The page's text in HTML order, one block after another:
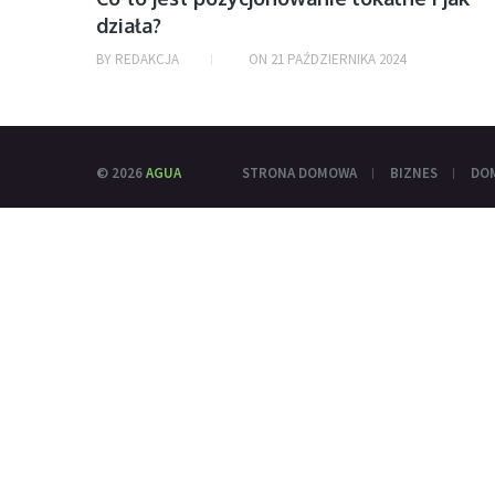
działa?
BY REDAKCJA ON 21 PAŹDZIERNIKA 2024
© 2026AGUA STRONA DOMOWA BIZNES